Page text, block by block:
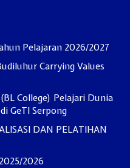
Pelajaran 2026/2027
Carrying Values
College) Pelajari Dunia
GeTI Serpong
DAN PELATIHAN
2026